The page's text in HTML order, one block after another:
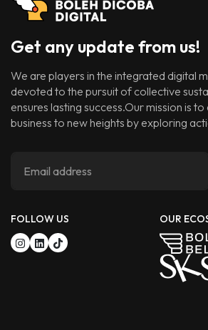
Get any update from us!
We are players in the integrated digital
devoted to the pursuit of collective
ensures lasting success.Our mission is
business to new heights by exploring
FOLLOW US OUR